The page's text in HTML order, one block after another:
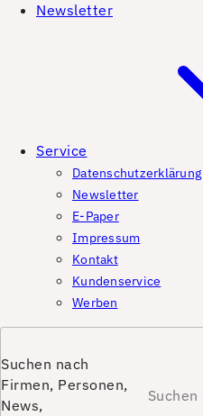
Newsletter
Service
Datenschutzerklärung
Newsletter
E-Paper
Impressum
Kontakt
Kundenservice
Werben
Suchen nach
Firmen, Personen,
News,